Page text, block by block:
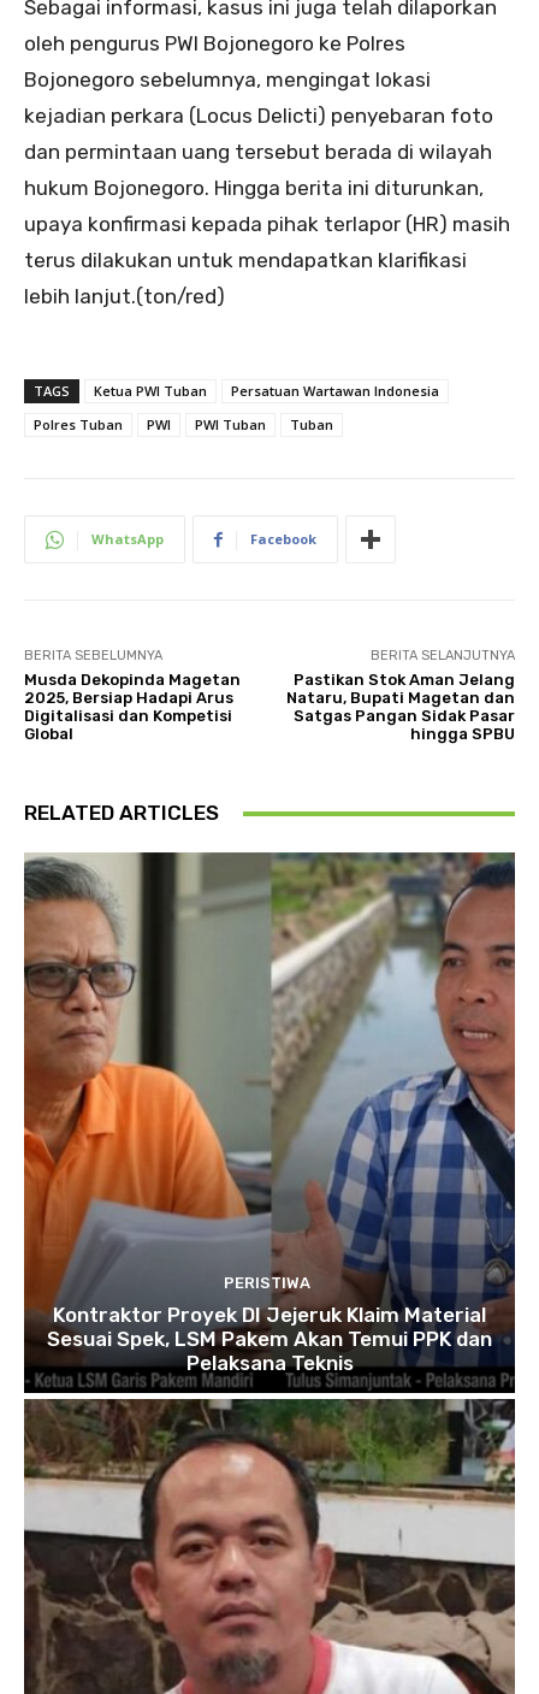
Sebagai informasi, kasus ini juga telah dilaporkan
oleh pengurus PWI Bojonegoro ke Polres
Bojonegoro sebelumnya, mengingat lokasi
kejadian perkara (Locus Delicti) penyebaran foto
dan permintaan uang tersebut berada di wilayah
hukum Bojonegoro. Hingga berita ini diturunkan,
upaya konfirmasi kepada pihak terlapor (HR) masih
terus dilakukan untuk mendapatkan klarifikasi
lebih lanjut.(ton/red)
TAGS Ketua PWI Tuban
Persatuan Wartawan Indonesia
Polres Tuban
PWI PWI Tuban Tuban
WhatsApp Facebook
BERITA SEBELUMNYA
Musda Dekopinda Magetan
2025, Bersiap Hadapi Arus
Digitalisasi dan Kompetisi
Global
BERITA SELANJUTNYA
Pastikan Stok Aman Jelang
Nataru, Bupati Magetan dan
Satgas Pangan Sidak Pasar
hingga SPBU
RELATED ARTICLES
PERISTIWA
Kontraktor Proyek DI Jejeruk Klaim Material
Sesuai Spek, LSM Pakem Akan Temui PPK dan
Pelaksana Teknis